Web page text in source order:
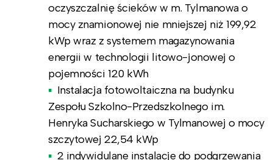
oczyszczalnię ścieków w m. Tylmanowa o
mocy znamionowej nie mniejszej niż 199,92
kWp wraz z systemem magazynowania
energii w technologii litowo-jonowej o
pojemności 120 kWh
Instalacja fotowoltaiczna na budynku
Zespołu Szkolno-Przedszkolnego im.
Henryka Sucharskiego w Tylmanowej o mocy
szczytowej 22,54 kWp
2 indywidulane instalacje do podgrzewania